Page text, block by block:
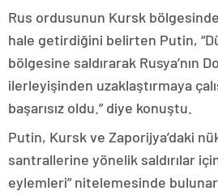
Rus ordusunun Kursk
hale getirdiğini belirten Putin,
bölgesine saldırarak Rusya’nın
ilerleyişinden uzaklaştırmaya
başarısız oldu.” diye konuştu.
Putin, Kursk ve Zaporijya’daki
santrallerine yönelik saldırılar
eylemleri” nitelemesinde